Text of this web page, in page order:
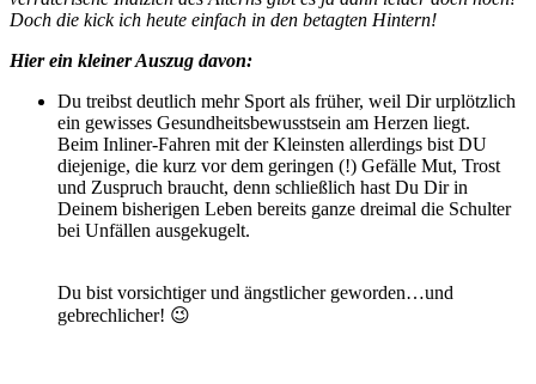
Doch die kick ich heute einfach in den betagten Hintern!
Hier ein kleiner Auszug davon:
Du treibst deutlich mehr Sport als früher, weil Dir urplötzlich
ein gewisses Gesundheitsbewusstsein am Herzen liegt.
Beim Inliner-Fahren mit der Kleinsten allerdings bist DU
diejenige, die kurz vor dem geringen (!) Gefälle Mut, Trost
und Zuspruch braucht, denn schließlich hast Du Dir in
Deinem bisherigen Leben bereits ganze dreimal die Schulter
bei Unfällen ausgekugelt.
Du bist vorsichtiger und ängstlicher geworden…und
gebrechlicher! 😉